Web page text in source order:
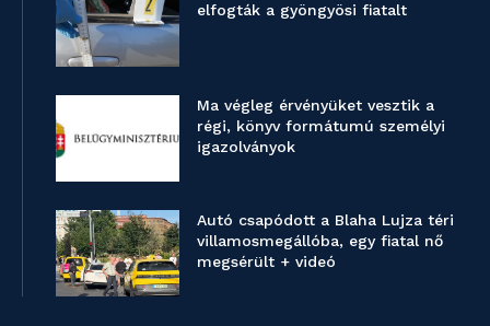
elfogták a gyöngyösi fiatalt
Ma végleg érvényüket vesztik a
régi, könyv formátumú személyi
igazolványok
Autó csapódott a Blaha Lujza téri
villamosmegállóba, egy fiatal nő
megsérült + videó